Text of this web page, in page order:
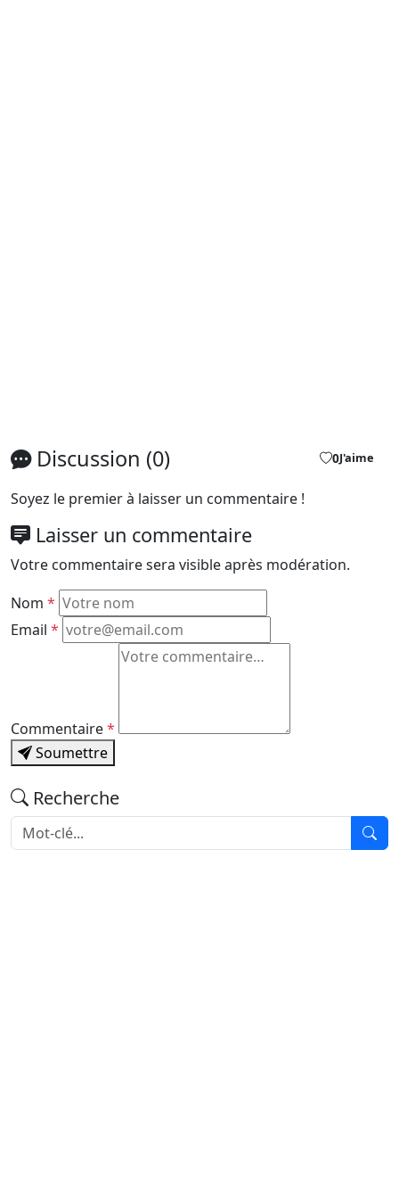
Discussion (0) 0J'aime
Soyez le premier à laisser un commentaire !
Laisser un commentaire
Votre commentaire sera visible après modération.
Nom *
Email *
Commentaire*
Soumettre
Recherche